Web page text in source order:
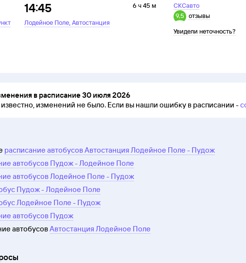
14:45
Лодейное Поле,Автостанция
6 ч 45 м
СКСавто
9,5
отзывы
Увидели неточность?
в расписание 30 июля 2026
изменений не было. Если вы нашли ошибку в расписании -
расписание автобусов Автостанция Лодейное Поле - Пудож
автобусов Пудож - Лодейное Поле
автобусов Лодейное Поле - Пудож
Пудож - Лодейное Поле
Лодейное Поле - Пудож
автобусов Пудож
автобусовАвтостанция Лодейное Поле